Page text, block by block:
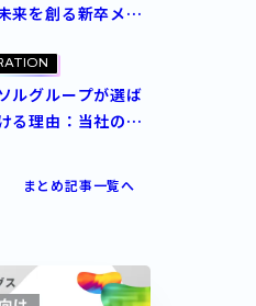
来を創る新卒メン
ルグループが選ば
る理由：当社の受
まとめ記事一覧へ